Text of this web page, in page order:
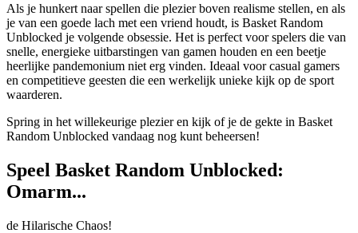
Als je hunkert naar spellen die plezier boven realisme stellen, en als
je van een goede lach met een vriend houdt, is Basket Random
Unblocked je volgende obsessie. Het is perfect voor spelers die van
snelle, energieke uitbarstingen van gamen houden en een beetje
heerlijke pandemonium niet erg vinden. Ideaal voor casual gamers
en competitieve geesten die een werkelijk unieke kijk op de sport
waarderen.
Spring in het willekeurige plezier en kijk of je de gekte in Basket
Random Unblocked vandaag nog kunt beheersen!
Speel Basket Random Unblocked:
Omarm...
de Hilarische Chaos!